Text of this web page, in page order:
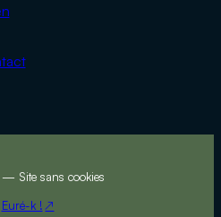
— Site sans cookies
Euré-k !